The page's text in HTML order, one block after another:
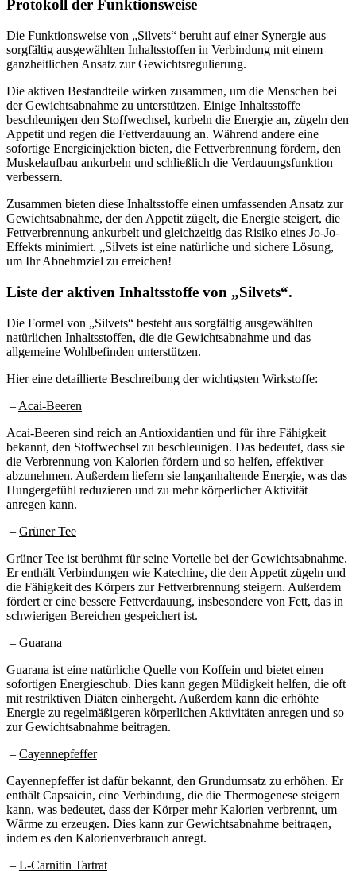
Protokoll der Funktionsweise
Die Funktionsweise von „Silvets“ beruht auf einer Synergie aus
sorgfältig ausgewählten Inhaltsstoffen in Verbindung mit einem
ganzheitlichen Ansatz zur Gewichtsregulierung.
Die aktiven Bestandteile wirken zusammen, um die Menschen bei
der Gewichtsabnahme zu unterstützen. Einige Inhaltsstoffe
beschleunigen den Stoffwechsel, kurbeln die Energie an, zügeln den
Appetit und regen die Fettverdauung an. Während andere eine
sofortige Energieinjektion bieten, die Fettverbrennung fördern, den
Muskelaufbau ankurbeln und schließlich die Verdauungsfunktion
verbessern.
Zusammen bieten diese Inhaltsstoffe einen umfassenden Ansatz zur
Gewichtsabnahme, der den Appetit zügelt, die Energie steigert, die
Fettverbrennung ankurbelt und gleichzeitig das Risiko eines Jo-Jo-
Effekts minimiert. „Silvets ist eine natürliche und sichere Lösung,
um Ihr Abnehmziel zu erreichen!
Liste der aktiven Inhaltsstoffe von „Silvets“.
Die Formel von „Silvets“ besteht aus sorgfältig ausgewählten
natürlichen Inhaltsstoffen, die die Gewichtsabnahme und das
allgemeine Wohlbefinden unterstützen.
Hier eine detaillierte Beschreibung der wichtigsten Wirkstoffe:
– Acai-Beeren
Acai-Beeren sind reich an Antioxidantien und für ihre Fähigkeit
bekannt, den Stoffwechsel zu beschleunigen. Das bedeutet, dass sie
die Verbrennung von Kalorien fördern und so helfen, effektiver
abzunehmen. Außerdem liefern sie langanhaltende Energie, was das
Hungergefühl reduzieren und zu mehr körperlicher Aktivität
anregen kann.
– Grüner Tee
Grüner Tee ist berühmt für seine Vorteile bei der Gewichtsabnahme.
Er enthält Verbindungen wie Katechine, die den Appetit zügeln und
die Fähigkeit des Körpers zur Fettverbrennung steigern. Außerdem
fördert er eine bessere Fettverdauung, insbesondere von Fett, das in
schwierigen Bereichen gespeichert ist.
– Guarana
Guarana ist eine natürliche Quelle von Koffein und bietet einen
sofortigen Energieschub. Dies kann gegen Müdigkeit helfen, die oft
mit restriktiven Diäten einhergeht. Außerdem kann die erhöhte
Energie zu regelmäßigeren körperlichen Aktivitäten anregen und so
zur Gewichtsabnahme beitragen.
– Cayennepfeffer
Cayennepfeffer ist dafür bekannt, den Grundumsatz zu erhöhen. Er
enthält Capsaicin, eine Verbindung, die die Thermogenese steigern
kann, was bedeutet, dass der Körper mehr Kalorien verbrennt, um
Wärme zu erzeugen. Dies kann zur Gewichtsabnahme beitragen,
indem es den Kalorienverbrauch anregt.
– L-Carnitin Tartrat